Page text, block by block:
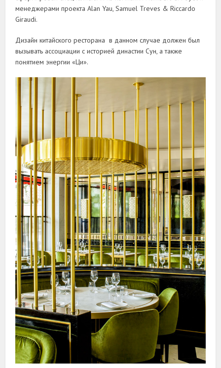
менеджерами проекта Alan Yau, Samuel Treves & Riccardo
Giraudi.
Дизайн китайского ресторана в данном случае должен был
вызывать ассоциации с историей династии Сун, а также
понятием энергии «Ци».